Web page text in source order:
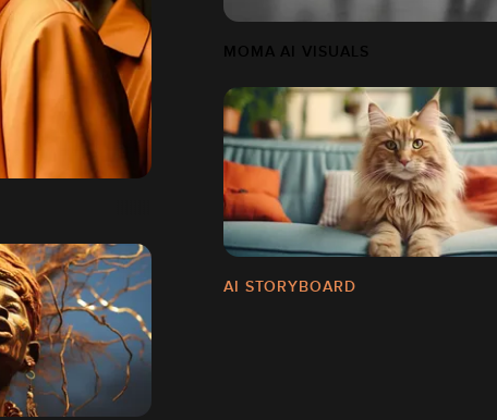
MOMA AI VISUALS
AI STORYBOARD